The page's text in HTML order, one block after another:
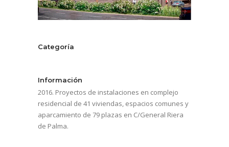
Categoría
Información
2016. Proyectos de instalaciones en complejo
residencial de 41 viviendas, espacios comunes y
aparcamiento de 79 plazas en C/General Riera
de Palma.